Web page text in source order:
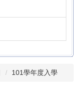
101學年度入學